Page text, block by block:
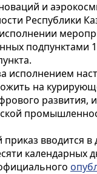
и
Республики
подпунктами
исполнением
на
развития,
вводится в
календарных